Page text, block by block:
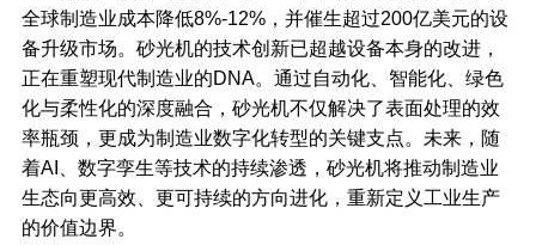
全球制造业成本降低8%-12%，并催生超过200亿美元的设
备升级市场。砂光机的技术创新已超越设备本身的改进，
正在重塑现代制造业的DNA。通过自动化、智能化、绿色
化与柔性化的深度融合，砂光机不仅解决了表面处理的效
率瓶颈，更成为制造业数字化转型的关键支点。未来，随
着AI、数字孪生等技术的持续渗透，砂光机将推动制造业
生态向更高效、更可持续的方向进化，重新定义工业生产
的价值边界。